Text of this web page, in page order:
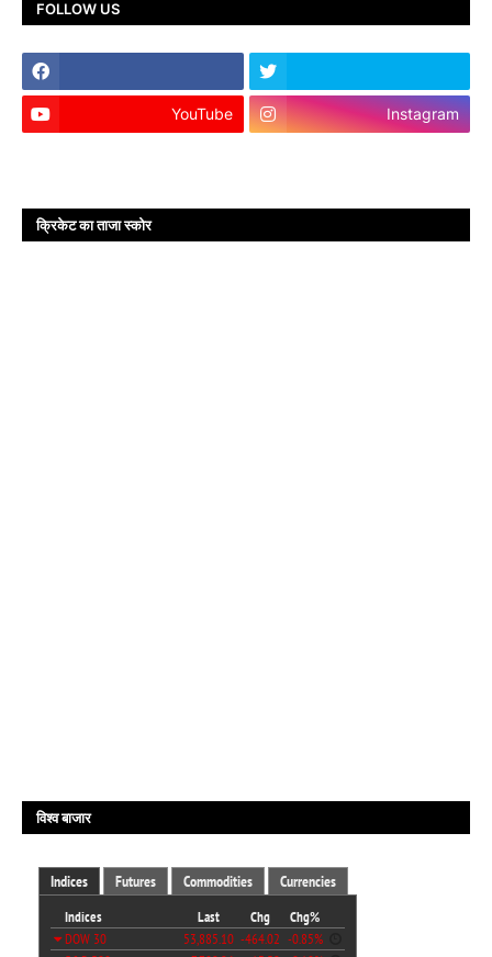
FOLLOW US
YouTube Instagram
क्रिकेट का ताजा स्कोर
विश्व बाजार